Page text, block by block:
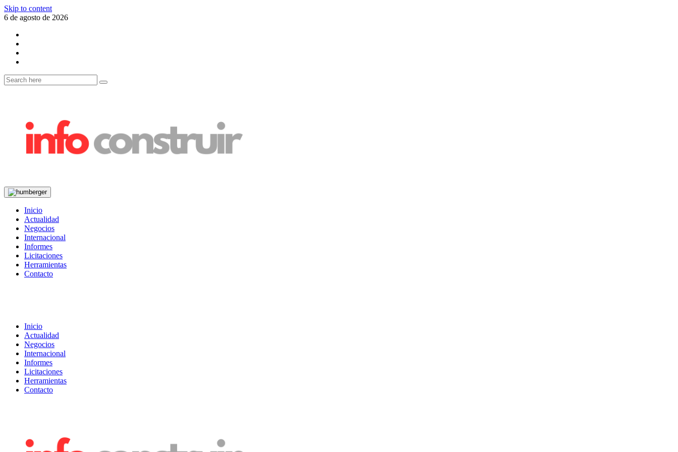
Skip to content
6 de agosto de 2026
Inicio
Actualidad
Negocios
Internacional
Informes
Licitaciones
Herramientas
Contacto
Inicio
Actualidad
Negocios
Internacional
Informes
Licitaciones
Herramientas
Contacto